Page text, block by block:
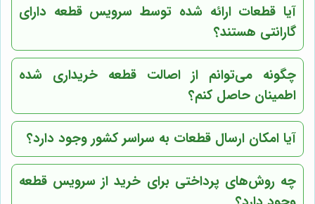
آیا قطعات ارائه شده توسط سرویس قطعه دارای
گارانتی هستند؟
چگونه می‌توانم از اصالت قطعه خریداری شده
اطمینان حاصل کنم؟
آیا امکان ارسال قطعات به سراسر کشور وجود دارد؟
چه روش‌های پرداختی برای خرید از سرویس قطعه